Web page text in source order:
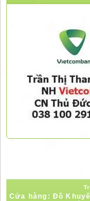
Cửa hàng: Đồ